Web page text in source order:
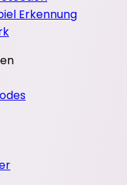
Erkennung